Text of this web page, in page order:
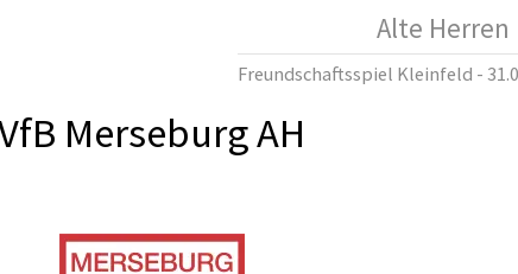
Alte Herren
Freundschaftsspiel Kleinfeld -
Merseburg AH